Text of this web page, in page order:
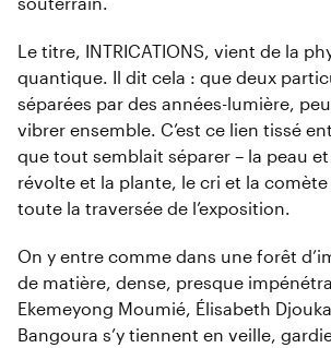
Le titre, INTRICATIONS, vient de la
quantique. Il dit cela : que deux
séparées par des années-lumière,
vibrer ensemble. C’est ce lien tissé
que tout semblait séparer – la peau
révolte et la plante, le cri et la
toute la traversée de l’exposition.
On y entre comme dans une forêt
de matière, dense, presque
Ekemeyong Moumié, Élisabeth
Bangoura s’y tiennent en veille,